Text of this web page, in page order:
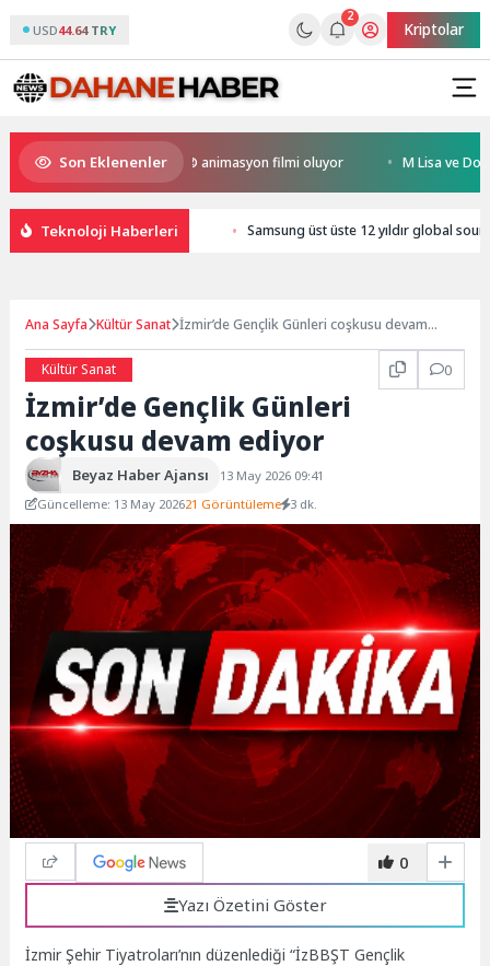
USD44.64 TRY
2
Kriptolar
Son Eklenenler
Kral Türkiye’nin ilk IMAX® animasyon filmi oluyor M Lisa ve Dolu
Teknoloji Haberleri Samsung üst üste 12 yıldır global
Ana Sayfa Kültür Sanat İzmir’de Gençlik Günleri coşkusu devam
Kültür Sanat
0
İzmir’de Gençlik Günleri
coşkusu devam ediyor
Beyaz Haber Ajansı
13 May 2026 09:41
Güncelleme: 13 May 202621 Görüntüleme 3 dk.
0
Yazı Özetini Göster
İzmir Şehir Tiyatroları’nın düzenlediği “İzBBŞT Gençlik